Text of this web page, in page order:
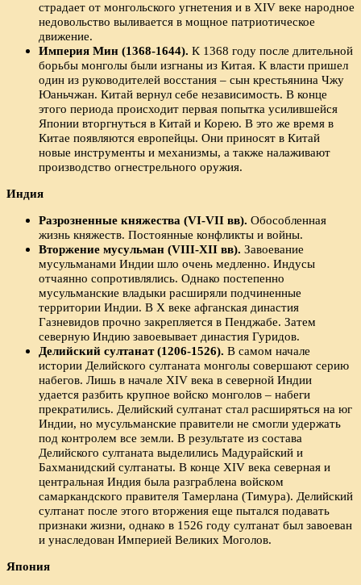
страдает от монгольского угнетения и в XIV веке народное
недовольство выливается в мощное патриотическое
движение.
Империя Мин (1368-1644). К 1368 году после длительной
борьбы монголы были изгнаны из Китая. К власти пришел
один из руководителей восстания – сын крестьянина Чжу
Юаньчжан. Китай вернул себе независимость. В конце
этого периода происходит первая попытка усилившейся
Японии вторгнуться в Китай и Корею. В это же время в
Китае появляются европейцы. Они приносят в Китай
новые инструменты и механизмы, а также налаживают
производство огнестрельного оружия.
Индия
Разрозненные княжества (VI-VII вв). Обособленная
жизнь княжеств. Постоянные конфликты и войны.
Вторжение мусульман (VIII-XII вв). Завоевание
мусульманами Индии шло очень медленно. Индусы
отчаянно сопротивлялись. Однако постепенно
мусульманские владыки расширяли подчиненные
территории Индии. В X веке афганская династия
Газневидов прочно закрепляется в Пенджабе. Затем
северную Индию завоевывает династия Гуридов.
Делийский султанат (1206-1526). В самом начале
истории Делийского султаната монголы совершают серию
набегов. Лишь в начале XIV века в северной Индии
удается разбить крупное войско монголов – набеги
прекратились. Делийский султанат стал расширяться на юг
Индии, но мусульманские правители не смогли удержать
под контролем все земли. В результате из состава
Делийского султаната выделились Мадурайский и
Бахманидский султанаты. В конце XIV века северная и
центральная Индия была разграблена войском
самаркандского правителя Тамерлана (Тимура). Делийский
султанат после этого вторжения еще пытался подавать
признаки жизни, однако в 1526 году султанат был завоеван
и унаследован Империей Великих Моголов.
Япония